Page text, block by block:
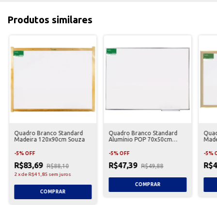
Produtos similares
Quadro Branco Standard
Madeira 120x90cm Souza
-5%OFF
R$83,69 R$88,10
2xdeR$41,85 sem juros
Quadro Branco Standard
Alumínio POP 70x50cm
-5%OFF
R$47,39 R$49,88
-5%